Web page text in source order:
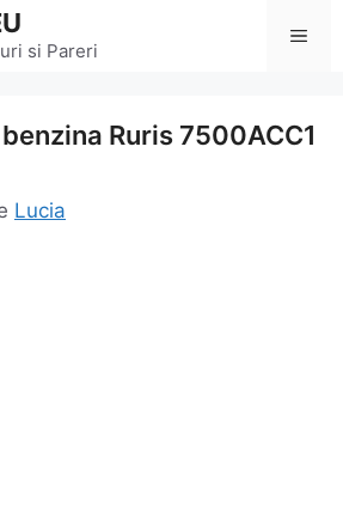
si Pareri
Ruris 7500ACC1
Lucia